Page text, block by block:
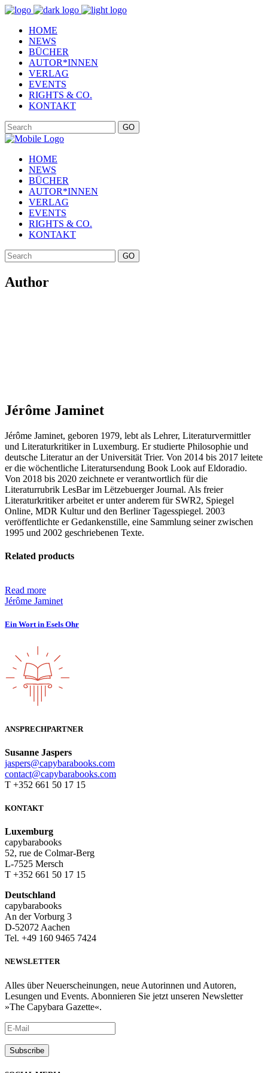
HOME
NEWS
BÜCHER
AUTOR*INNEN
VERLAG
EVENTS
RIGHTS & CO.
KONTAKT
GO
HOME
NEWS
BÜCHER
AUTOR*INNEN
VERLAG
EVENTS
RIGHTS & CO.
KONTAKT
GO
Author
Jérôme Jaminet
Jérôme Jaminet, geboren 1979, lebt als Lehrer, Literaturvermittler
und Literaturkritiker in Luxemburg. Er studierte Philosophie und
deutsche Literatur an der Universität Trier. Von 2014 bis 2017 leitete
er die wöchentliche Literatursendung Book Look auf Eldoradio.
Von 2018 bis 2020 zeichnete er verantwortlich für die
Literaturrubrik LesBar im Lëtzebuerger Journal. Als freier
Literaturkritiker arbeitet er unter anderem für SWR2, Spiegel
Online, MDR Kultur und den Berliner Tagesspiegel. 2003
veröffentlichte er Gedankenstille, eine Sammlung seiner zwischen
1995 und 2002 geschriebenen Texte.
Related products
Read more
Jérôme Jaminet
Ein Wort in Esels Ohr
ANSPRECHPARTNER
Susanne Jaspers
jaspers@capybarabooks.com
contact@capybarabooks.com
T +352 661 50 17 15
KONTAKT
Luxemburg
capybarabooks
52, rue de Colmar-Berg
L-7525 Mersch
T +352 661 50 17 15
Deutschland
capybarabooks
An der Vorburg 3
D-52072 Aachen
Tel. +49 160 9465 7424
NEWSLETTER
Alles über Neuerscheinungen, neue Autorinnen und Autoren,
Lesungen und Events. Abonnieren Sie jetzt unseren Newsletter
»The Capybara Gazette«.